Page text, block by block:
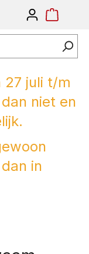
27 juli t/m
niet en
in